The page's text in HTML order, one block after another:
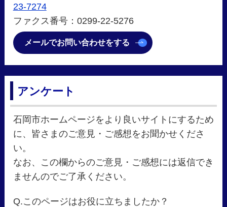
23-7274
ファクス番号：0299-22-5276
メールでお問い合わせをする
アンケート
石岡市ホームページをより良いサイトにするため
に、皆さまのご意見・ご感想をお聞かせくださ
い。
なお、この欄からのご意見・ご感想には返信でき
ませんのでご了承ください。
Q.このページはお役に立ちましたか？